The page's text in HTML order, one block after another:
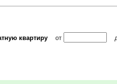
квартиру от